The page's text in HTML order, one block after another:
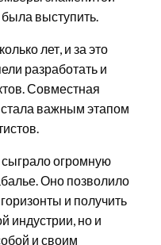
выступить.
лет, и за это
разработать и
Совместная
важным этапом
огромную
Оно позволило
и получить
индустрии, но и
и своим